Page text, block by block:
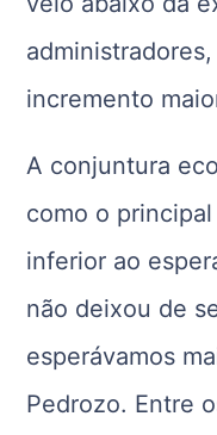
incremento
A conjuntura
como o
inferior ao
não deixou de
esperávamos
Pedrozo. Entre